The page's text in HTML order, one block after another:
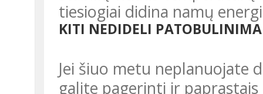
tiesiogiai didina namų
KITI NEDIDELI
Jei šiuo metu neplanuojate didesnių remonto darbų, namų šilumą
galite pagerinti ir paprastais